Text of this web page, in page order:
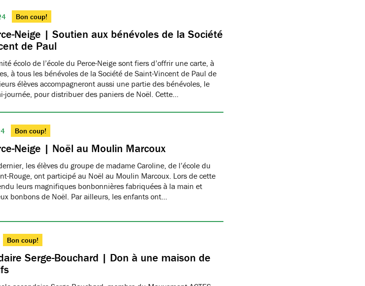
Bon coup!
Neige | Soutien aux bénévoles de la Société
de Paul
écolo de l’école du Perce-Neige sont fiers d’offrir une carte, à
à tous les bénévoles de la Société de Saint-Vincent de Paul de
élèves accompagneront aussi une partie des bénévoles, le
journée, pour distribuer des paniers de Noël. Cette…
Bon coup!
Neige | Noël au Moulin Marcoux
les élèves du groupe de madame Caroline, de l’école du
Rouge, ont participé au Noël au Moulin Marcoux. Lors de cette
leurs magnifiques bonbonnières fabriquées à la main et
bonbons de Noël. Par ailleurs, les enfants ont…
Bon coup!
Serge-Bouchard | Don à une maison de